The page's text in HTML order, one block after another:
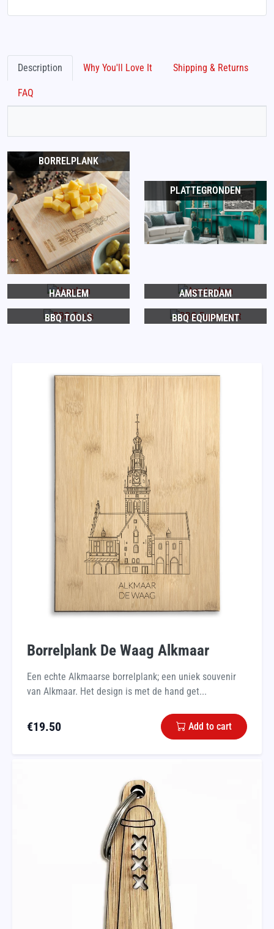
Description Why You'll Love It Shipping & Returns
FAQ
BORRELPLANK
PLATTEGRONDEN
HAARLEM AMSTERDAM
BBQ TOOLS BBQ EQUIPMENT
Borrelplank De Waag Alkmaar
Een echte Alkmaarse borrelplank; een uniek souvenir
van Alkmaar. Het design is met de hand get...
€19.50 Add to cart